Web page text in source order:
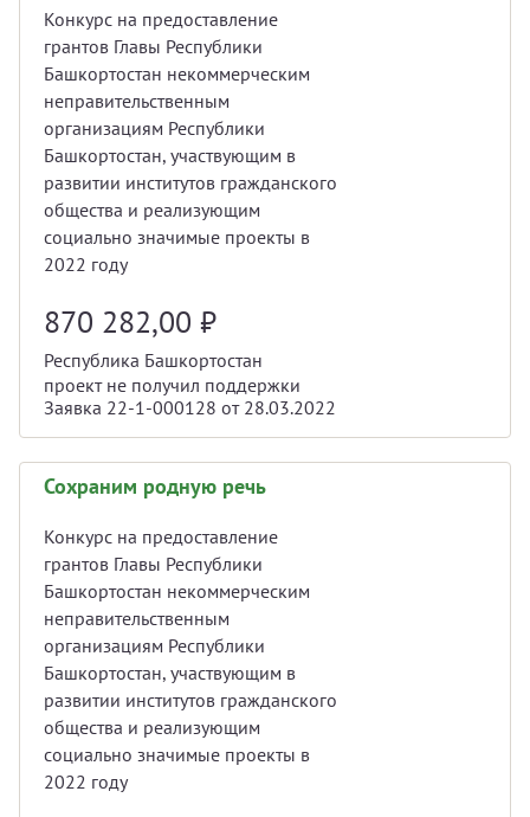
Конкурс на предоставление
грантов Главы Республики
Башкортостан некоммерческим
неправительственным
организациям Республики
Башкортостан, участвующим в
развитии институтов гражданского
общества и реализующим
социально значимые проекты в
2022 году
870 282,00 ₽
Республика Башкортостан
проект не получил поддержки
Заявка 22-1-000128 от 28.03.2022
Сохраним родную речь
Конкурс на предоставление
грантов Главы Республики
Башкортостан некоммерческим
неправительственным
организациям Республики
Башкортостан, участвующим в
развитии институтов гражданского
общества и реализующим
социально значимые проекты в
2022 году